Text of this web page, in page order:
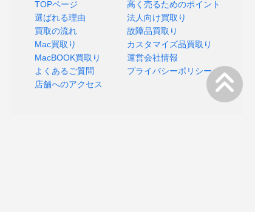
TOPページ
選ばれる理由
買取の流れ
Mac買取り
MacBOOK買取り
よくあるご質問
店舗へのアクセス
高く売るためのポイント
法人向け買取り
故障品買取り
カスタマイズ品買取り
運営会社情報
プライバシーポリシー